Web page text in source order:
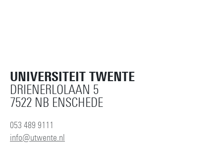
UNIVERSITEIT TWENTE
DRIENERLOLAAN 5
7522 NB ENSCHEDE
053 489 9111
info@utwente.nl